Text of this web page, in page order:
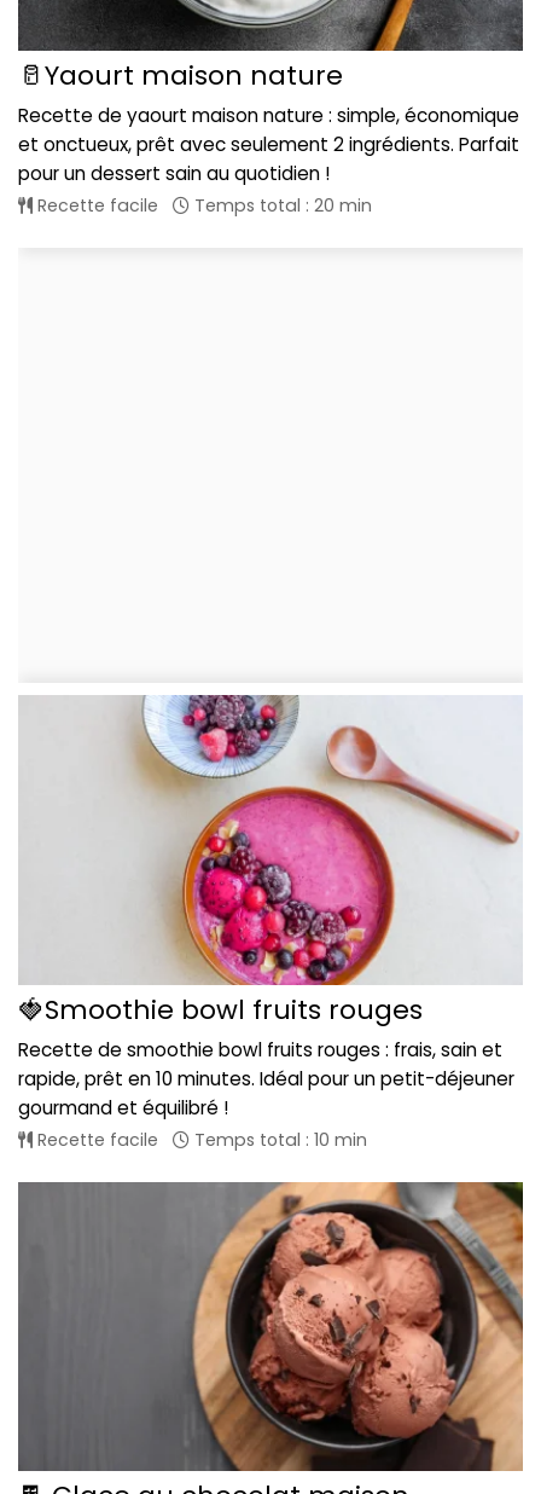
🥛Yaourt maison nature
Recette de yaourt maison nature : simple, économique
et onctueux, prêt avec seulement 2 ingrédients. Parfait
pour un dessert sain au quotidien !
Recette facile Temps total : 20 min
🍓Smoothie bowl fruits rouges
Recette de smoothie bowl fruits rouges : frais, sain et
rapide, prêt en 10 minutes. Idéal pour un petit-déjeuner
gourmand et équilibré !
Recette facile Temps total : 10 min